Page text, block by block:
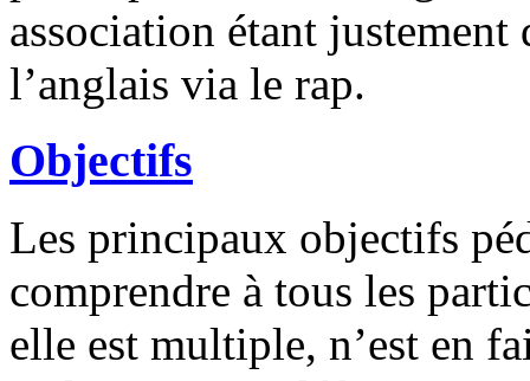
association étant justement
l’anglais via le rap.
Objectifs
Les principaux objectifs
comprendre à tous les
elle est multiple, n’est en